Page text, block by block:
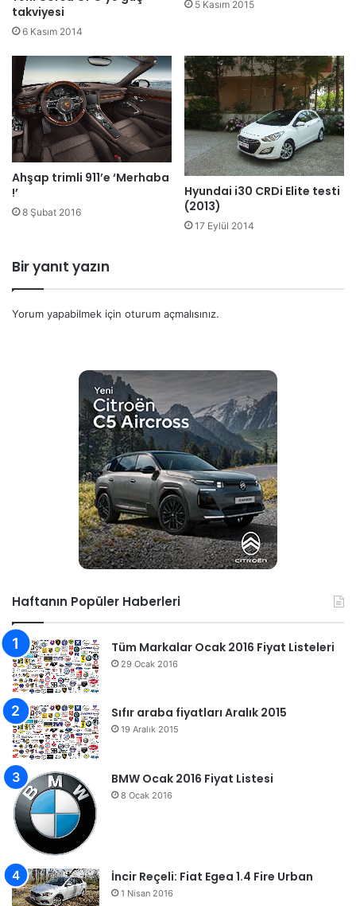
takviyesi
6 Kasım 2014
5 Kasım 2015
Ahşap trimli 911’e ‘Merhaba
!’
8 Şubat 2016
Hyundai i30 CRDi Elite testi
(2013)
17 Eylül 2014
Bir yanıt yazın
Yorum yapabilmek için oturum açmalısınız.
Haftanın Popüler Haberleri
Tüm Markalar Ocak 2016 Fiyat Listeleri
29 Ocak 2016
Sıfır araba fiyatları Aralık 2015
19 Aralık 2015
BMW Ocak 2016 Fiyat Listesi
8 Ocak 2016
İncir Reçeli: Fiat Egea 1.4 Fire Urban
1 Nisan 2016